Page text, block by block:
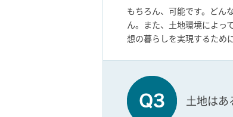
もちろん、可能です。どん
ん。また、土地環境によっ
想の暮らしを実現するため
土地は